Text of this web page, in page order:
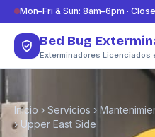
Saltar al contenido
Mon–Fri & Sun: 8am–6pm ·
Bed Bug
Exterminadores Licenciados
Inicio › Servicios ›
› Upper East Side